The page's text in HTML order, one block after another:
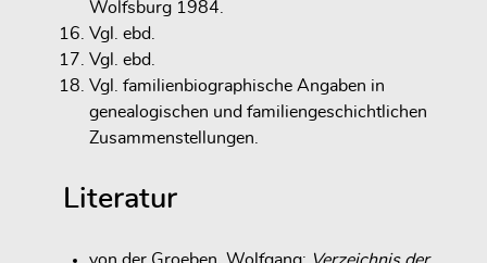
Wolfsburg 1984.
Vgl. ebd.
Vgl. ebd.
Vgl. familienbiographische Angaben in
genealogischen und familiengeschichtlichen
Zusammenstellungen.
Literatur